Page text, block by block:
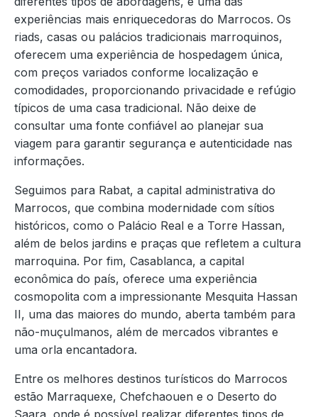
experiências mais enriquecedoras do Marrocos. Os
riads, casas ou palácios tradicionais marroquinos,
oferecem uma experiência de hospedagem única,
com preços variados conforme localização e
comodidades, proporcionando privacidade e refúgio
típicos de uma casa tradicional. Não deixe de
consultar uma fonte confiável ao planejar sua
viagem para garantir segurança e autenticidade nas
informações.
Seguimos para Rabat, a capital administrativa do
Marrocos, que combina modernidade com sítios
históricos, como o Palácio Real e a Torre Hassan,
além de belos jardins e praças que refletem a cultura
marroquina. Por fim, Casablanca, a capital
econômica do país, oferece uma experiência
cosmopolita com a impressionante Mesquita Hassan
II, uma das maiores do mundo, aberta também para
não-muçulmanos, além de mercados vibrantes e
uma orla encantadora.
Entre os melhores destinos turísticos do Marrocos
estão Marraquexe, Chefchaouen e o Deserto do